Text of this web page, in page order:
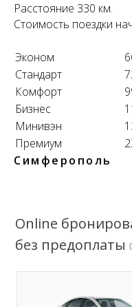
Расстояние 330 км.
Стоимость поездки
Эконом
Стандарт
Комфорт
Бизнес
Минивэн
Премиум
Симферополь
Online
без предоплаты